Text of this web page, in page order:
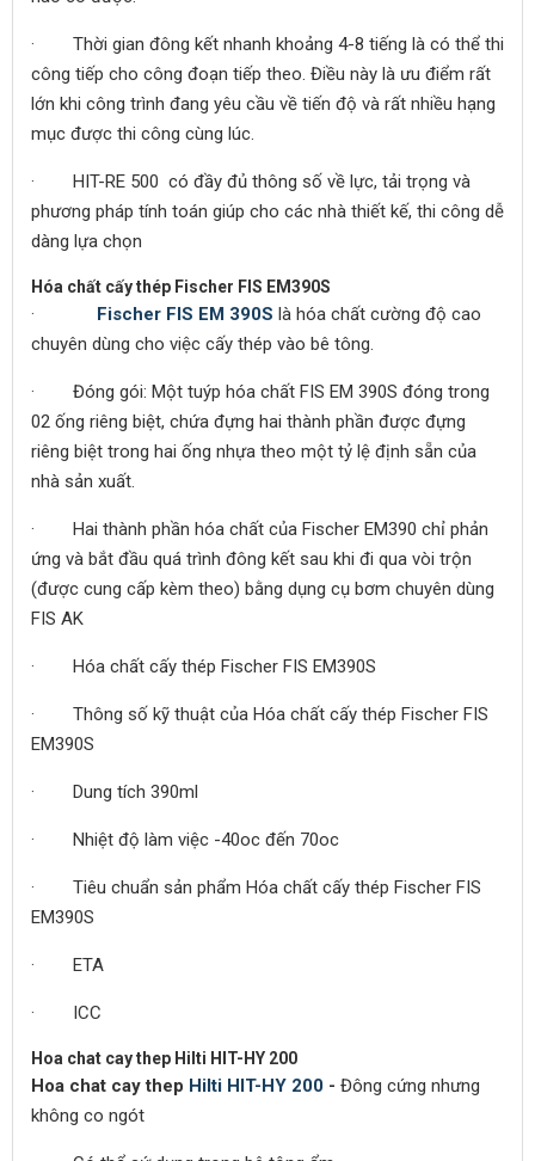
· Thời gian đông kết nhanh khoảng 4-8 tiếng là có thể thi
công tiếp cho công đoạn tiếp theo. Điều này là ưu điểm rất
lớn khi công trình đang yêu cầu về tiến độ và rất nhiều hạng
mục được thi công cùng lúc.
· HIT-RE 500 có đầy đủ thông số về lực, tải trọng và
phương pháp tính toán giúp cho các nhà thiết kế, thi công dễ
dàng lựa chọn
Hóa chất cấy thép Fischer FIS EM390S
· Fischer FIS EM 390S là hóa chất cường độ cao
chuyên dùng cho việc cấy thép vào bê tông.
· Đóng gói: Một tuýp hóa chất FIS EM 390S đóng trong
02 ống riêng biệt, chứa đựng hai thành phần được đựng
riêng biệt trong hai ống nhựa theo một tỷ lệ định sẵn của
nhà sản xuất.
· Hai thành phần hóa chất của Fischer EM390 chỉ phản
ứng và bắt đầu quá trình đông kết sau khi đi qua vòi trộn
(được cung cấp kèm theo) bằng dụng cụ bơm chuyên dùng
FIS AK
· Hóa chất cấy thép Fischer FIS EM390S
· Thông số kỹ thuật của Hóa chất cấy thép Fischer FIS
EM390S
· Dung tích 390ml
· Nhiệt độ làm việc -40oc đến 70oc
· Tiêu chuẩn sản phẩm Hóa chất cấy thép Fischer FIS
EM390S
· ETA
· ICC
Hoa chat cay thep Hilti HIT-HY 200
Hoa chat cay thep Hilti HIT-HY 200 - Đông cứng nhưng
không co ngót